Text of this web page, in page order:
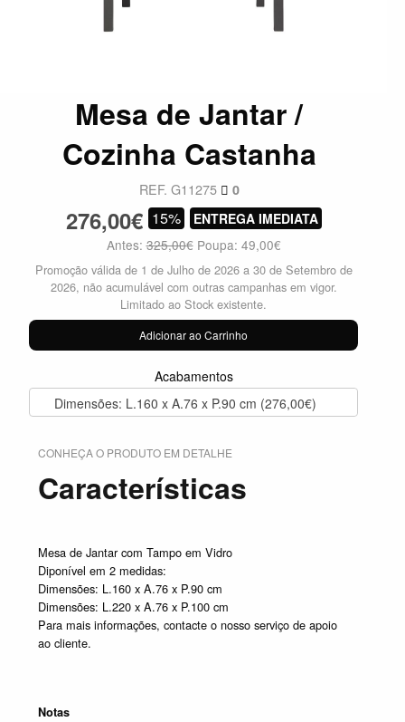
Mesa de Jantar /
Cozinha Castanha
REF. G11275 0
276,00€ 15%
ENTREGA IMEDIATA
Antes:325,00€ Poupa: 49,00€
Promoção válida de 1 de Julho de 2026 a 30 de Setembro de
2026, não acumulável com outras campanhas em vigor.
Limitado ao Stock existente.
Adicionar ao Carrinho
Acabamentos
Dimensões: L.160 x A.76 x P.90 cm (276,00€)
CONHEÇA O PRODUTO EM DETALHE
Características
Mesa de Jantar com Tampo em Vidro
Diponível em 2 medidas:
Dimensões: L.160 x A.76 x P.90 cm
Dimensões: L.220 x A.76 x P.100 cm
Para mais informações, contacte o nosso serviço de apoio
ao cliente.
Notas